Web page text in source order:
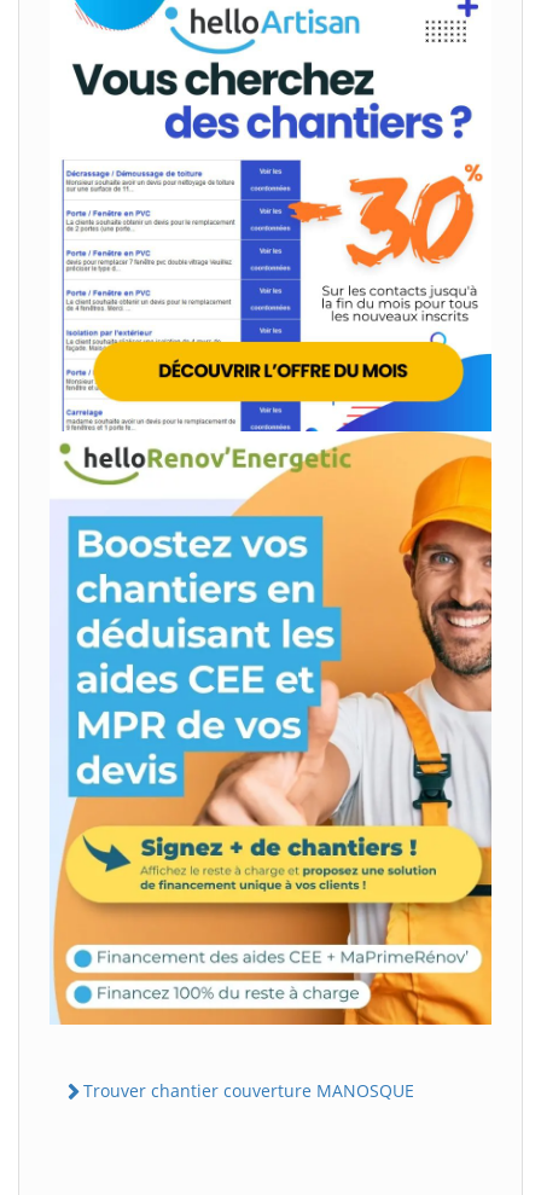
Trouver chantier couverture MANOSQUE